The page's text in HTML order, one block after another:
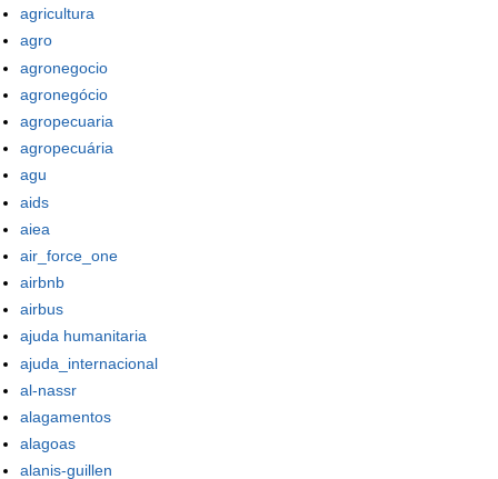
agricultura
agro
agronegocio
agronegócio
agropecuaria
agropecuária
agu
aids
aiea
air_force_one
airbnb
airbus
ajuda humanitaria
ajuda_internacional
al-nassr
alagamentos
alagoas
alanis-guillen